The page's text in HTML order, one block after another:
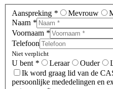
Aanspreking * Mevrouw
Naam *
Voornaam *
Telefoon
Niet verplicht
U bent * Leraar Ouder
Ik word graag lid van de
persoonlijke mededelingen en